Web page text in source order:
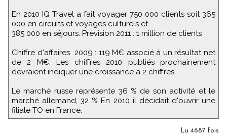
En 2010 IQ Travel a fait voyager 750 000 clients soit 365
000 en circuits et voyages culturels et
385 000 en séjours. Prévision 2011 : 1 million de clients
Chiffre d'affaires 2009 : 119 M€ associé à un résultat net
de 2 M€. Les chiffres 2010 publiés prochainement
devraient indiquer une croissance à 2 chiffres.
Le marché russe représente 36 % de son activité et le
marché allemand, 32 % En 2010 il décidait d'ouvrir une
filiale TO en France.
Lu 4687 fois